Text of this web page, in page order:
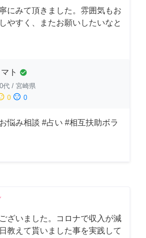
にみて頂きました。雰囲気もお
やすく、またお願いしたいなと
ト check_circle
代 / 宮崎県
0 sentiment_dissatisfied 0
悩み相談 #占い #相互扶助ボラ
ざいました。コロナで収入が減
教えて貰いました事を実践して